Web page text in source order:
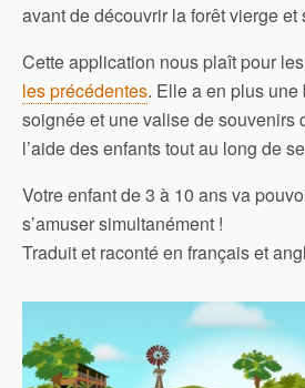
avant de découvrir la forêt vierge et
Cette application nous plaît pour
les précédentes. Elle a en plus
soignée et une valise de souvenirs
l’aide des enfants tout au long de
Votre enfant de 3 à 10 ans va
s’amuser simultanément !
Traduit et raconté en français et